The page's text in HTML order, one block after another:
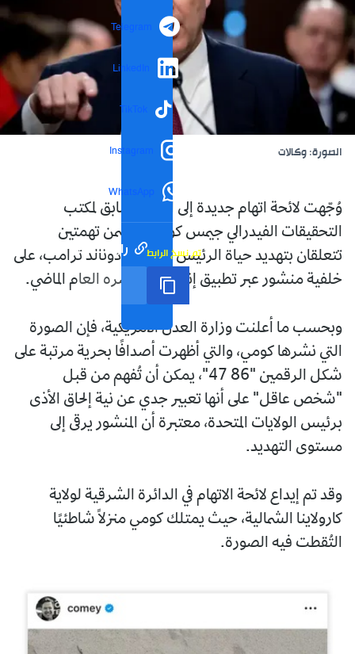
Telegram
LinkedIn
TikTok
Instagram
WhatsApp
رابط مختصر تم نسخ الرابط
الصورة: وكالات
وُجّهت لائحة اتهام جديدة إلى المدير السابق لمكتب
التحقيقات الفيدرالي جيمس كومي، تتضمن تهمتين
تتعلقان بتهديد حياة الرئيس الأمريكي دونالد ترامب، على
خلفية منشور عبر تطبيق إنستغرام نشره العام الماضي.
وبحسب ما أعلنت وزارة العدل الأمريكية، فإن الصورة
التي نشرها كومي، والتي أظهرت أصدافًا بحرية مرتبة على
شكل الرقمين "86 47"، يمكن أن تُفهم من قبل
"شخص عاقل" على أنها تعبير جدي عن نية إلحاق الأذى
برئيس الولايات المتحدة، معتبرة أن المنشور يرقى إلى
مستوى التهديد.
وقد تم إيداع لائحة الاتهام في الدائرة الشرقية لولاية
كارولاينا الشمالية، حيث يمتلك كومي منزلًا شاطئيًا
التُقطت فيه الصورة.